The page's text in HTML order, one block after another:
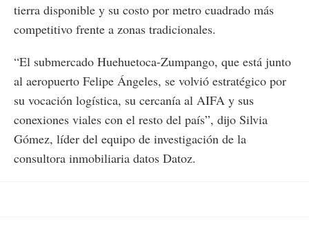
tierra disponible y su costo por metro cuadrado más
competitivo frente a zonas tradicionales.
“El submercado Huehuetoca-Zumpango, que está junto
al aeropuerto Felipe Ángeles, se volvió estratégico por
su vocación logística, su cercanía al AIFA y sus
conexiones viales con el resto del país”, dijo Silvia
Gómez, líder del equipo de investigación de la
consultora inmobiliaria datos Datoz.